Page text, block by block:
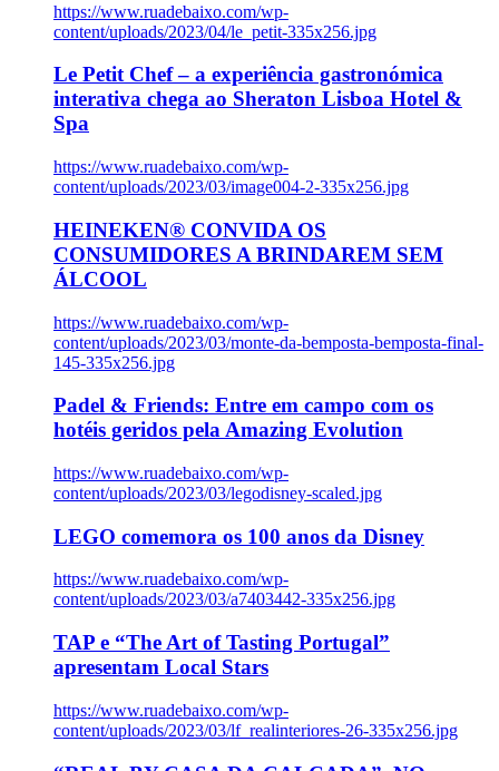
https://www.ruadebaixo.com/wp-
content/uploads/2023/04/le_petit-335x256.jpg
Le Petit Chef – a experiência gastronómica
interativa chega ao Sheraton Lisboa Hotel &
Spa
https://www.ruadebaixo.com/wp-
content/uploads/2023/03/image004-2-335x256.jpg
HEINEKEN® CONVIDA OS
CONSUMIDORES A BRINDAREM SEM
ÁLCOOL
https://www.ruadebaixo.com/wp-
content/uploads/2023/03/monte-da-bemposta-bemposta-final-
145-335x256.jpg
Padel & Friends: Entre em campo com os
hotéis geridos pela Amazing Evolution
https://www.ruadebaixo.com/wp-
content/uploads/2023/03/legodisney-scaled.jpg
LEGO comemora os 100 anos da Disney
https://www.ruadebaixo.com/wp-
content/uploads/2023/03/a7403442-335x256.jpg
TAP e “The Art of Tasting Portugal”
apresentam Local Stars
https://www.ruadebaixo.com/wp-
content/uploads/2023/03/lf_realinteriores-26-335x256.jpg